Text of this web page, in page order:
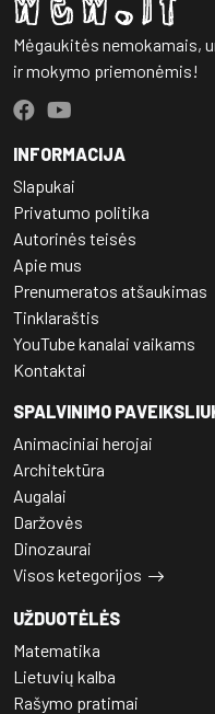
Mėgaukitės nemokamais,
ir mokymo priemonėmis!
INFORMACIJA
Slapukai
Privatumo politika
Autorinės teisės
Apie mus
Prenumeratos atšaukimas
Tinklaraštis
YouTube kanalai vaikams
Kontaktai
SPALVINIMO
Animaciniai herojai
Architektūra
Augalai
Daržovės
Dinozaurai
Visos ketegorijos
UŽDUOTĖLĖS
Matematika
Lietuvių kalba
Rašymo pratimai